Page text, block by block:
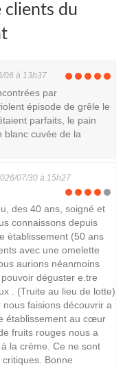
clients du
06 à 13h37
par
épisode de grêle le
parfaits, le pain
blanc cuvée de la
07/30 à 15h27
des 40 ans, soigné et
connaissons depuis
ètablissement (50 ans
avec une omelette
aurions néanmoins
déguster e.tre
. (Truite au lieu de lotte)
faisions découvrir a
établissement au cœur
fruits rouges nous a
la crème. Ce ne sont
Bonne